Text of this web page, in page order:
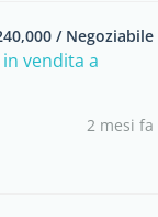
/ Negoziabile
vendita a
2 mesi fa